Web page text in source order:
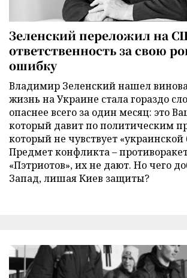
Зеленский переложил на
ответственность за свою
ошибку
Владимир Зеленский нашел
жизнь на Украине стала гораздо
опаснее всего за один месяц: это
который давит по политическим
который не чувствует «украинской
Предмет конфликта –
«Пэтриотов», их не дают. Но чего
Запад, лишая Киев защиты?